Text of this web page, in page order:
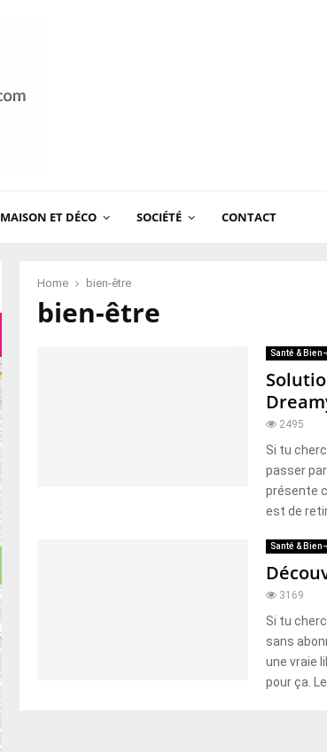
MAISON ET DÉCO SOCIÉTÉ CONTACT
Home bien-être
bien-être
Santé &
2495
Si tu
passer
présente
est de
Santé &
3169
Si tu
sans
une vraie
pour ça.